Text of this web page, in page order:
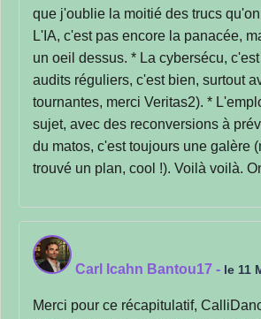
que j'oublie la moitié des trucs
L'IA, c'est pas encore la panacée,
un oeil dessus. * La cybersécu,
audits réguliers, c'est bien, surtout
tournantes, merci Veritas2). *
sujet, avec des reconversions à
du matos, c'est toujours une galère
trouvé un plan, cool !). Voilà voilà.
Carl Icahn Bantou17 - le 11
Merci pour ce récapitulatif,